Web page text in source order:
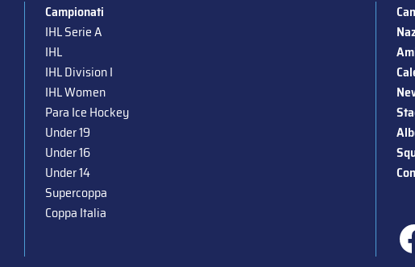
Campionati
IHL Serie A
IHL
IHL Division I
IHL Women
Para Ice Hockey
Under 19
Under 16
Under 14
Supercoppa
Coppa Italia